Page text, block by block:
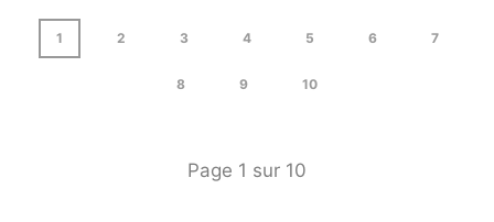
1 2 3 4 5 6 7
8 9 10
Page 1 sur 10